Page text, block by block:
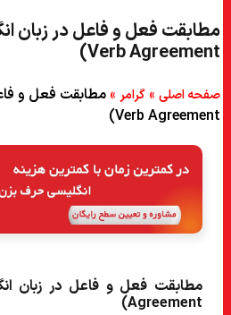
Verb Agreement)
صفحه اصلی»گرامر»
Verb Agreement)
Agreement)